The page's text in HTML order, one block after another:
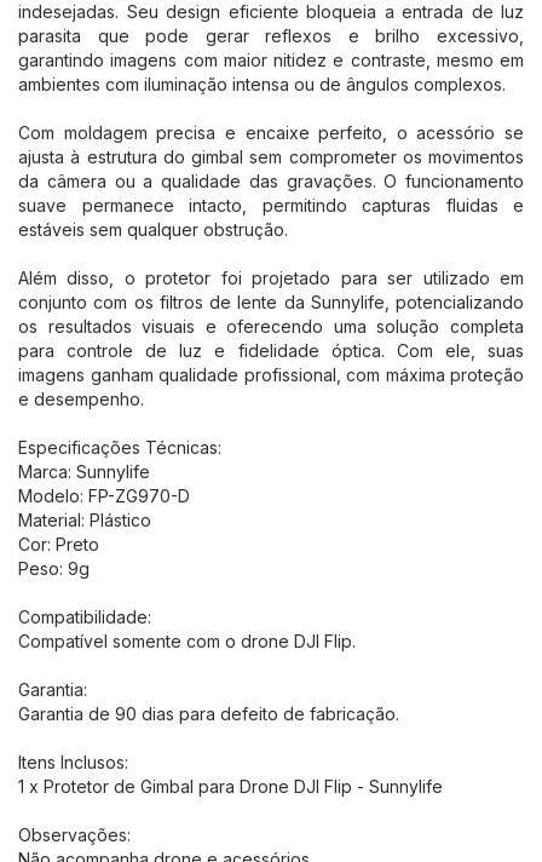
indesejadas. Seu design eficiente bloqueia a entrada de luz
parasita que pode gerar reflexos e brilho excessivo,
garantindo imagens com maior nitidez e contraste, mesmo em
ambientes com iluminação intensa ou de ângulos complexos.
Com moldagem precisa e encaixe perfeito, o acessório se
ajusta à estrutura do gimbal sem comprometer os movimentos
da câmera ou a qualidade das gravações. O funcionamento
suave permanece intacto, permitindo capturas fluidas e
estáveis sem qualquer obstrução.
Além disso, o protetor foi projetado para ser utilizado em
conjunto com os filtros de lente da Sunnylife, potencializando
os resultados visuais e oferecendo uma solução completa
para controle de luz e fidelidade óptica. Com ele, suas
imagens ganham qualidade profissional, com máxima proteção
e desempenho.
Especificações Técnicas:
Marca: Sunnylife
Modelo: FP-ZG970-D
Material: Plástico
Cor: Preto
Peso: 9g
Compatibilidade:
Compatível somente com o drone DJI Flip.
Garantia:
Garantia de 90 dias para defeito de fabricação.
Itens Inclusos:
1 x Protetor de Gimbal para Drone DJI Flip - Sunnylife
Observações: